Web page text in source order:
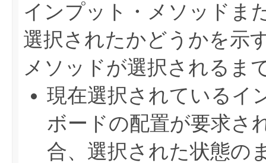
インプット・メソッドま
選択されたかどうかを示
メソッドが選択されるま
現在選択されているイ
ボードの配置が要求さ
合、選択された状態の